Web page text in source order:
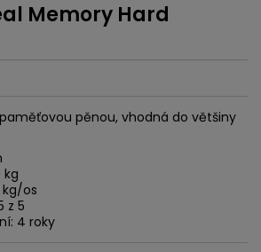
Memory Hard
pěnou, vhodná do většiny
kg
kg/os
z 5
4 roky